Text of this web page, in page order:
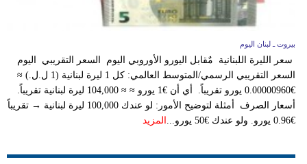
بيروت ـ لبنان اليوم
سعر الليرة اللبنانية مٌقابل اليورو الأوروبي اليوم السعر التقريبي اليوم
السعر التقريبي الرسمي/المتوسط العالمي: كل 1 ليرة لبنانية (1 ل.ل.) ≈
€0.00000960 يورو تقريباً. أي أن €1 يورو ≈ ≈ 104,000 ليرة لبنانية تقريباً.
أسعار الصرف أمثلة لتوضيح الأمور: لو عندك 100,000 ليرة لبنانية → تقريباً
€0.96 يورو. ولو عندك €50 يورو...
المزيد